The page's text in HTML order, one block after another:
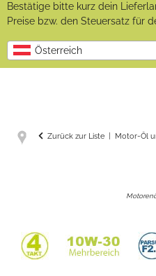
Bestätige bitte kurz dein
Preise bzw. den Steuersatz für
Österreich
Zurück zur Liste Motor-Öl